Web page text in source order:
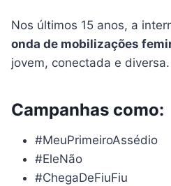
Nos últimos 15 anos, a
onda de mobilizações
jovem, conectada e diversa.
Campanhas como:
#MeuPrimeiroAssédio
#EleNão
#ChegaDeFiuFiu